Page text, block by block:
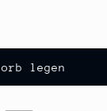
legen